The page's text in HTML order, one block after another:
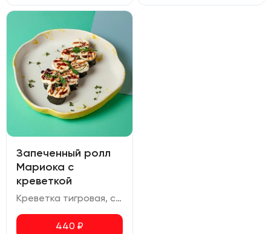
Запеченный ролл
Мариока с
креветкой
Креветка тигровая, сливочный сыр, соус унаги
440 ₽